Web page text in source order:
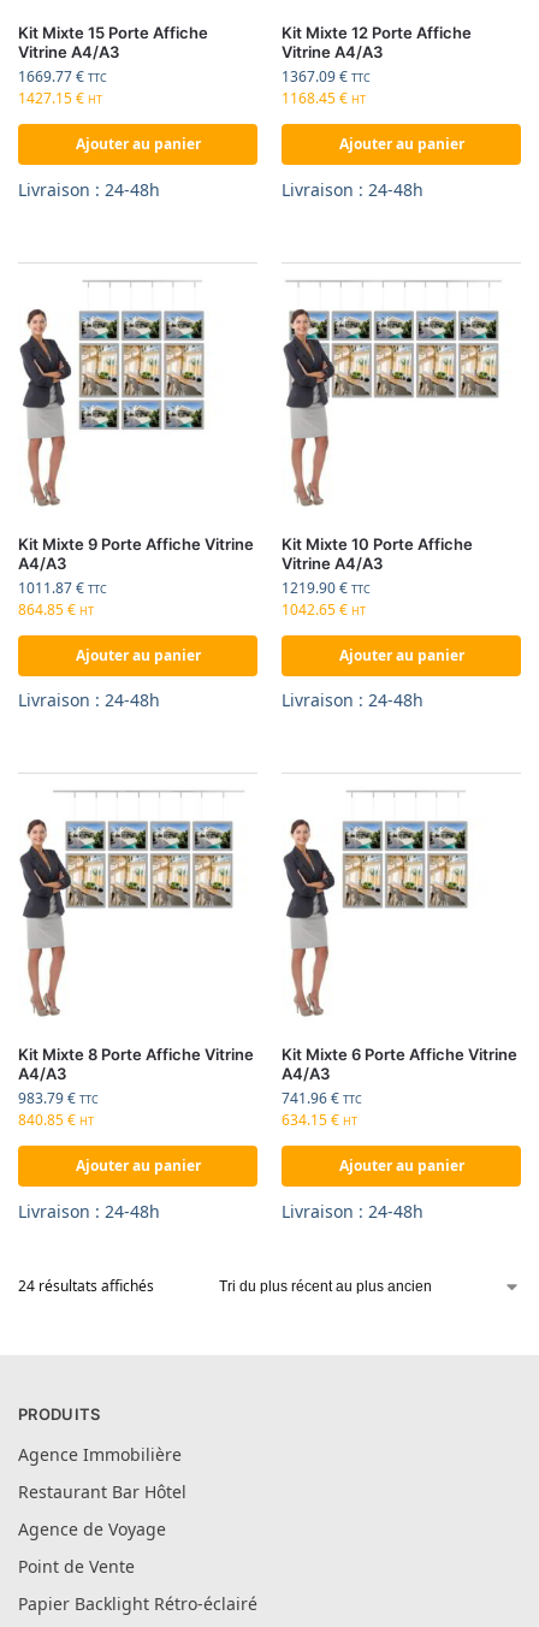
Kit Mixte 15 Porte Affiche
Vitrine A4/A3
1669.77€ TTC
1427.15€ HT
Ajouter au panier
Livraison : 24-48h
Kit Mixte 12 Porte Affiche
Vitrine A4/A3
1367.09€ TTC
1168.45€ HT
Ajouter au panier
Livraison : 24-48h
Kit Mixte 9 Porte Affiche Vitrine
A4/A3
1011.87€ TTC
864.85€ HT
Ajouter au panier
Livraison : 24-48h
Kit Mixte 10 Porte Affiche
Vitrine A4/A3
1219.90€ TTC
1042.65€ HT
Ajouter au panier
Livraison : 24-48h
Kit Mixte 8 Porte Affiche Vitrine
A4/A3
983.79€ TTC
840.85€ HT
Ajouter au panier
Livraison : 24-48h
Kit Mixte 6 Porte Affiche Vitrine
A4/A3
741.96€ TTC
634.15€ HT
Ajouter au panier
Livraison : 24-48h
24 résultats affichés
PRODUITS
Agence Immobilière
Restaurant Bar Hôtel
Agence de Voyage
Point de Vente
Papier Backlight Rétro-éclairé